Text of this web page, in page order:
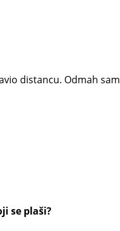
distancu. Odmah sam
se plaši?